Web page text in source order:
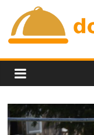
content